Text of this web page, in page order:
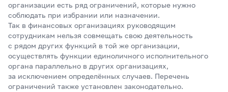
организации есть ряд ограничений, которые нужно
соблюдать при избрании или назначении.
Так в финансовых организациях руководящим
сотрудникам нельзя совмещать свою деятельность
с рядом других функций в той же организации,
осуществлять функции единоличного исполнительного
органа параллельно в других организациях,
за исключением определённых случаев. Перечень
ограничений также установлен законодательно.